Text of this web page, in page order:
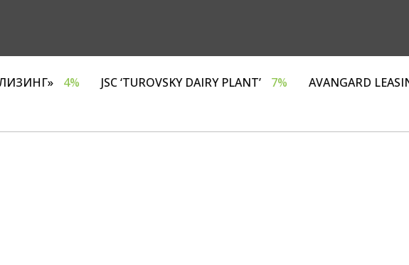
ООО «Р1 ЛИЗИНГ» 4% JSC ‘TUROVSKY DAIRY PLANT’ 7%